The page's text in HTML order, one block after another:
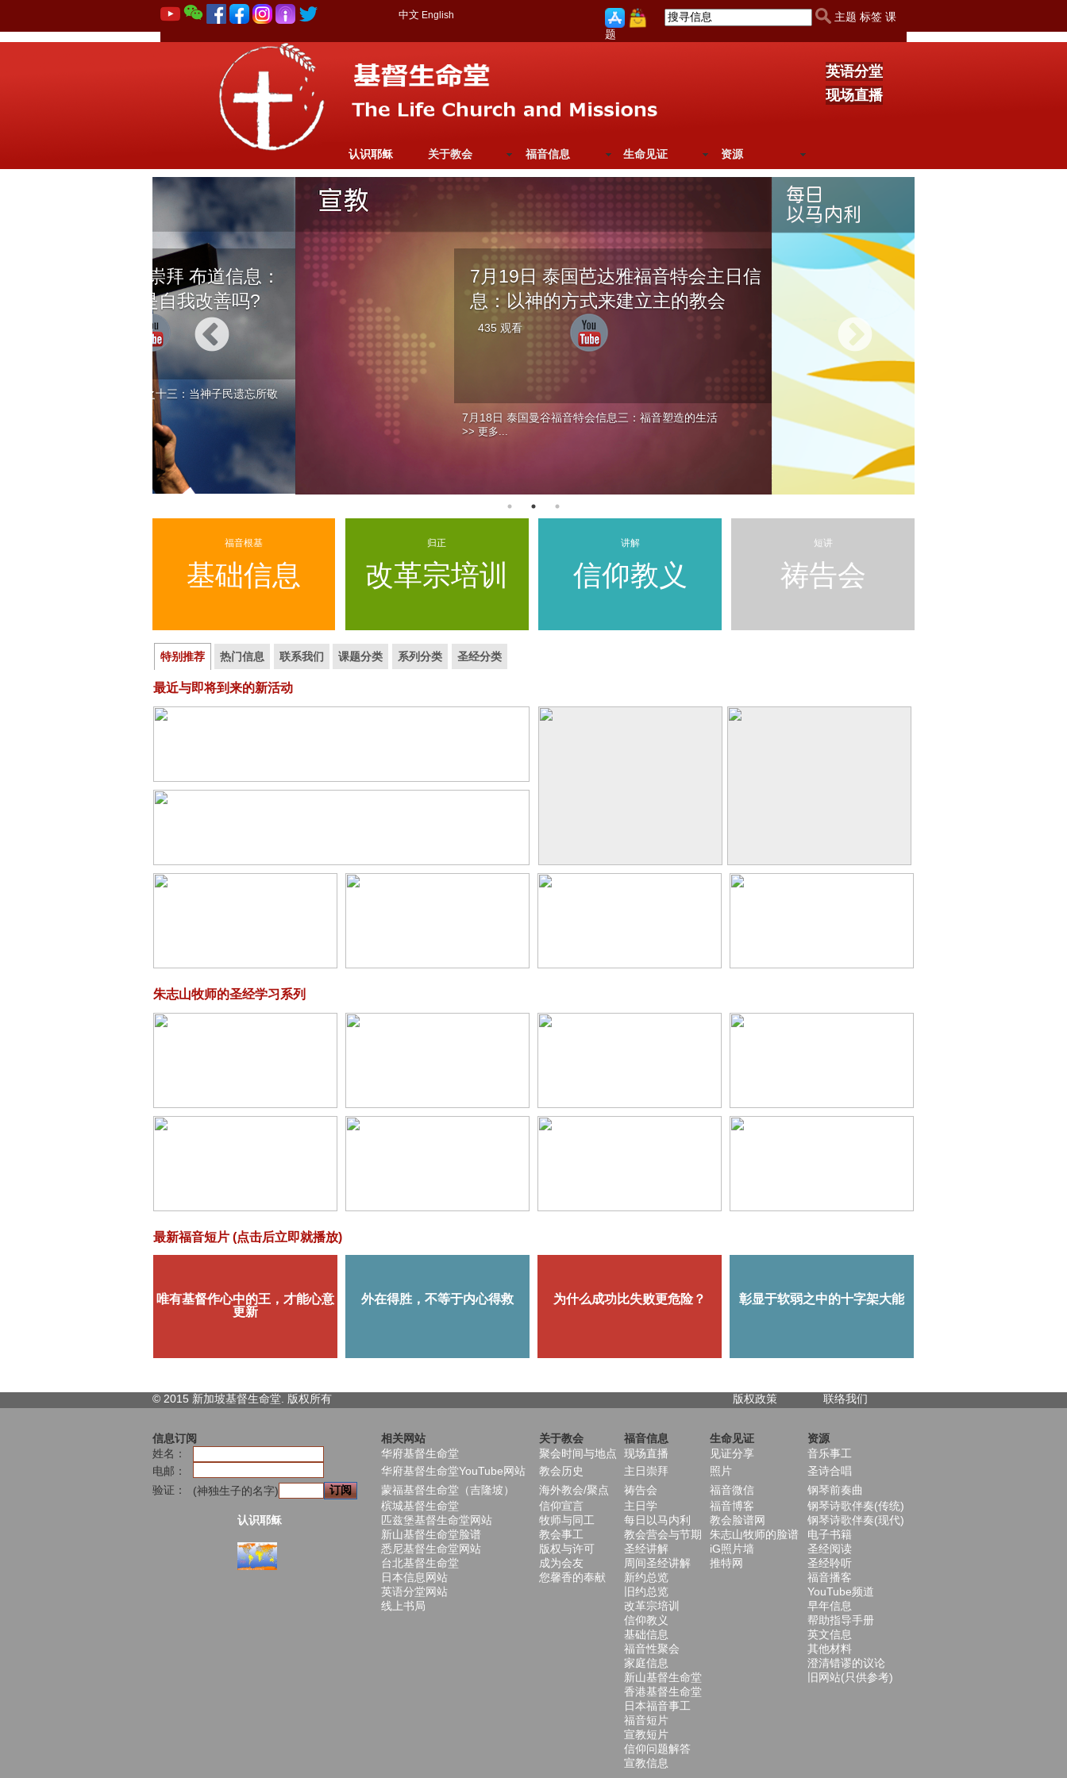
中文 English
主题 标签 课
题
英语分堂
现场直播
认识耶稣 关于教会 福音信息 生命见证 资源
8月2日 感恩崇拜 布道信息：
基督教讲的是自我改善吗?
7月26日 士师记系列 之十三：当神子民遗忘所敬
7月19日 泰国芭达雅福音特会主日信
息：以神的方式来建立主的教会
435 观看
7月18日 泰国曼谷福音特会信息三：福音塑造的生活
>> 更多...
福音根基
基础信息
归正
改革宗培训
讲解
信仰教义
短讲
祷告会
特别推荐 热门信息 联系我们 课题分类 系列分类 圣经分类
最近与即将到来的新活动
朱志山牧师的圣经学习系列
最新福音短片 (点击后立即就播放)
© 2015 新加坡基督生命堂. 版权所有 版权政策 联络我们
信息订阅 相关网站 关于教会 福音信息 生命见证
资源
姓名：
华府基督生命堂 聚会时间与地点 现场直播 见证分享
音乐事工
电邮：
华府基督生命堂YouTube网站 教会历史 主日崇拜 照片
圣诗合唱
验证：
(神独生子的名字) 蒙福基督生命堂（吉隆坡） 海外教会/聚点 祷告会 福音微信
钢琴前奏曲
槟城基督生命堂
信仰宣言 主日学 福音博客
钢琴诗歌伴奏(传统)
认识耶稣
匹兹堡基督生命堂网站 牧师与同工 每日以马内利 教会脸谱网
钢琴诗歌伴奏(现代)
新山基督生命堂脸谱
教会事工 教会营会与节期 朱志山牧师的脸谱
电子书籍
悉尼基督生命堂网站
版权与许可 圣经讲解 iG照片墙
圣经阅读
台北基督生命堂
成为会友 周间圣经讲解 推特网
圣经聆听
日本信息网站
您馨香的奉献 新约总览
福音播客
英语分堂网站
旧约总览
YouTube频道
线上书局
改革宗培训
早年信息
信仰教义
帮助指导手册
基础信息
英文信息
福音性聚会
其他材料
家庭信息
澄清错谬的议论
新山基督生命堂
旧网站(只供参考)
香港基督生命堂
日本福音事工
福音短片
宣教短片
信仰问题解答
宣教信息